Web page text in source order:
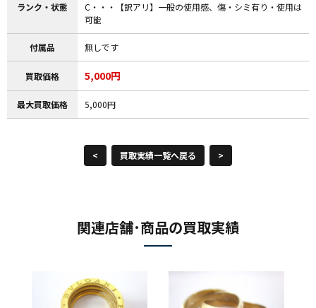
ランク・状態
C・・・【訳アリ】一般の使用感、傷・シミ有り・使用は
可能
付属品 無しです
買取価格 5,000円
最大買取価格 5,000円
< 買取実績一覧へ戻る >
関連店舗･商品の買取実績